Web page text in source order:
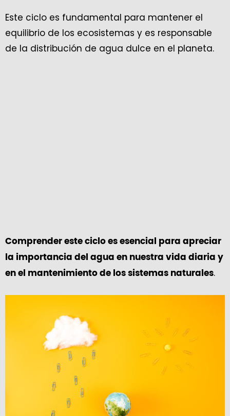
Este ciclo es fundamental para mantener el
equilibrio de los ecosistemas y es responsable
de la distribución de agua dulce en el planeta.
Comprender este ciclo es esencial para apreciar
la importancia del agua en nuestra vida diaria y
en el mantenimiento de los sistemas naturales.